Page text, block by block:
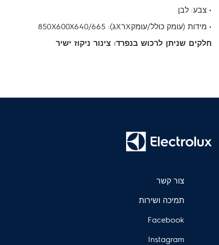
• צבע: לבן
• מידות (עומק כולל/עומקXרXג): 850X600X640/665
חלקים שניתן לרכוש בנפרד: צינור ניקוז ישיר
צור קשר
תמיכה ושירות
Facebook
Instagram